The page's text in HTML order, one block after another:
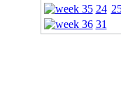
24
31